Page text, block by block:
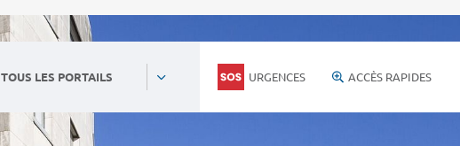
TOUS LES PORTAILS URGENCES ACCÈS RAPIDES